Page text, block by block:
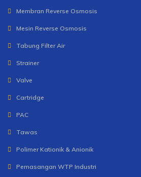
Membran Reverse Osmosis
Mesin Reverse Osmosis
Tabung Filter Air
Strainer
Valve
Cartridge
PAC
Tawas
Polimer Kationik & Anionik
Pemasangan WTP Industri